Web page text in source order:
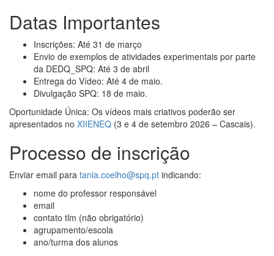
Datas Importantes
Inscrições: Até 31 de março
Envio de exemplos de atividades experimentais por parte
da DEDQ_SPQ: Até 3 de abril
Entrega do Vídeo: Até 4 de maio.
Divulgação SPQ: 18 de maio.
Oportunidade Única: Os vídeos mais criativos poderão ser
apresentados no XIIENEQ (3 e 4 de setembro 2026 – Cascais).
Processo de inscrição
Enviar email para tania.coelho@spq.pt indicando:
nome do professor responsável
email
contato tlm (não obrigatório)
agrupamento/escola
ano/turma dos alunos